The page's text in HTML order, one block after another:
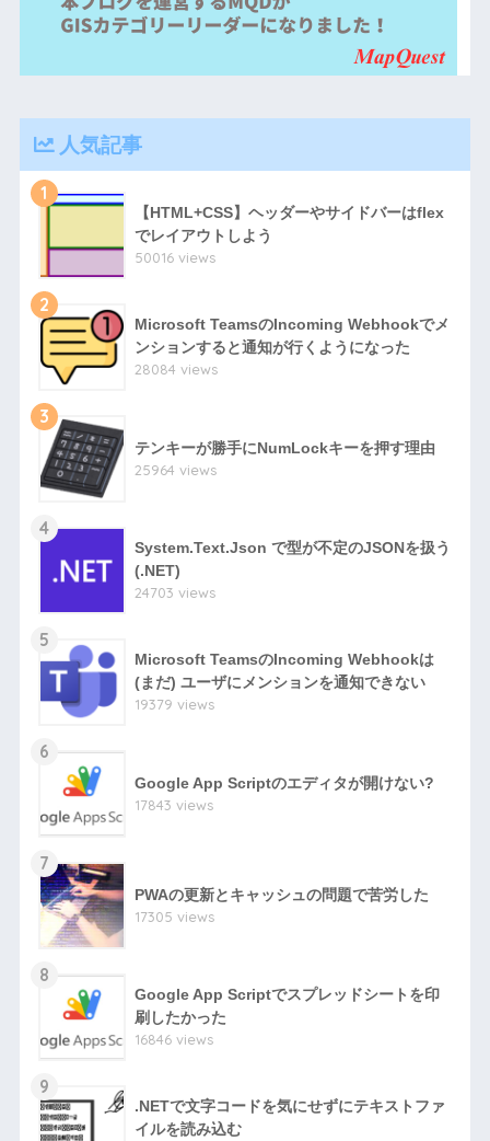
人気記事
1
【HTML+CSS】ヘッダーやサイドバーはflex
でレイアウトしよう
50016 views
2
Microsoft TeamsのIncoming Webhookでメ
ンションすると通知が行くようになった
28084 views
3
テンキーが勝手にNumLockキーを押す理由
25964 views
4
System.Text.Json で型が不定のJSONを扱う
(.NET)
24703 views
5
Microsoft TeamsのIncoming Webhookは
(まだ) ユーザにメンションを通知できない
19379 views
6
Google App Scriptのエディタが開けない?
17843 views
7
PWAの更新とキャッシュの問題で苦労した
17305 views
8
Google App Scriptでスプレッドシートを印
刷したかった
16846 views
9
.NETで文字コードを気にせずにテキストファ
イルを読み込む